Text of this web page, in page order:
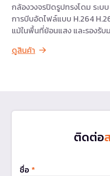
กล้องวงจรปิดรูปทรงโดม ระบ
การบีบอัดไฟล์แบบ H.264
แม้ในพื้นที่ย้อนแสง และรองรั
ดูสินค้า
ติดต่อ
ชื่อ *